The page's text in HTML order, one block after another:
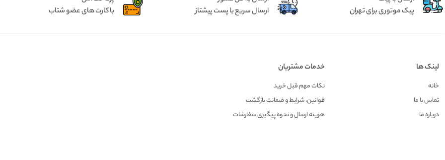
پیک موتوری برای تهران
ارسال سریع با پست پیشتاز
با کارت های عضو شتاب
لینک ها
خانه
تماس با ما
درباره ما
خدمات مشتریان
نکات مهم قبل خرید
قوانین، شرایط و ضمانت بازگشت
هزينه ارسال و نحوه پیگیری سفارشات